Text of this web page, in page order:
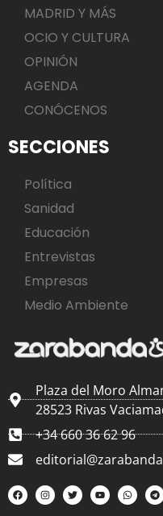
MADRID Y MÁS
OCIO Y CULTURA
OPINIÓN
AGENDA
CONÓCENOS
SECCIONES
Política
Sanidad
Educación
Entrevistas
Empresas
Medio Ambiente
Plaza del Moro
28523 Rivas
+34 660 36 62 96